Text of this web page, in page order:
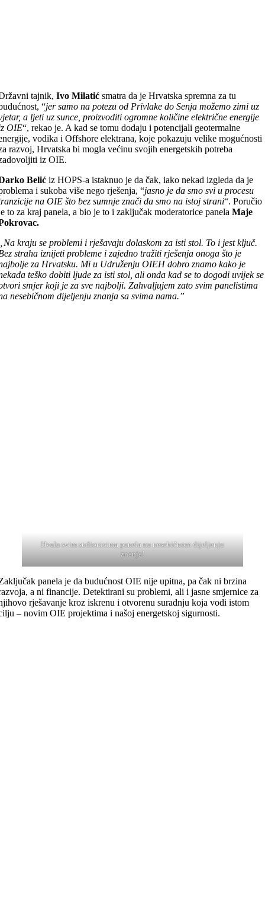
tajnik,Ivo Milatić smatra da je Hrvatska spremna za tu
“jer samo na potezu od Privlake do Senja možemo zimi uz
a ljeti uz sunce, proizvoditi ogromne količine električne energije
OIE“, rekao je. A kad se tomu dodaju i potencijali geotermalne
vodika i Offshore elektrana, koje pokazuju velike mogućnosti
razvoj, Hrvatska bi mogla većinu svojih energetskih potreba
iz OIE.
Belićiz HOPS-a istaknuo je da čak, iako nekad izgleda da je
i sukoba više nego rješenja, “jasno je da smo svi u procesu
na OIE što bez sumnje znači da smo na istoj strani“. Poručio
to za kraj panela, a bio je to i zaključak moderatorice panelaMaje
kraju se problemi i rješavaju dolaskom za isti stol. To i jest ključ.
straha iznijeti probleme i zajedno tražiti rješenja onoga što je
za Hrvatsku. Mi u Udruženju OIEH dobro znamo kako je
teško dobiti ljude za isti stol, ali onda kad se to dogodi uvijek se
smjer koji je za sve najbolji. Zahvaljujem zato svim panelistima
nesebičnom dijeljenju znanja sa svima nama.”
Hvala svim sudionicima panela na nesebičnom dijeljenju
znanja!
panela je da budućnost OIE nije upitna, pa čak ni brzina
a ni financije. Detektirani su problemi, ali i jasne smjernice za
rješavanje kroz iskrenu i otvorenu suradnju koja vodi istom
– novim OIE projektima i našoj energetskoj sigurnosti.